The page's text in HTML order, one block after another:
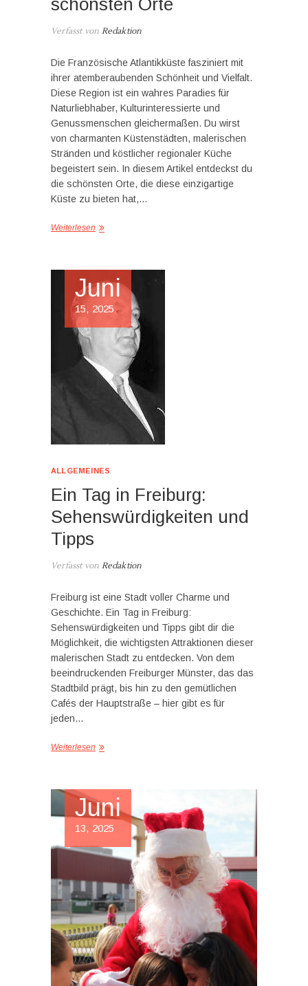
Verfasst von Redaktion
Die Französische Atlantikküste fasziniert mit
ihrer atemberaubenden Schönheit und Vielfalt.
Diese Region ist ein wahres Paradies für
Naturliebhaber, Kulturinteressierte und
Genussmenschen gleichermaßen. Du wirst
von charmanten Küstenstädten, malerischen
Stränden und köstlicher regionaler Küche
begeistert sein. In diesem Artikel entdeckst du
die schönsten Orte, die diese einzigartige
Küste zu bieten hat,…
Weiterlesen
Juni
15, 2025
ALLGEMEINES
Ein Tag in Freiburg:
Sehenswürdigkeiten und
Tipps
Verfasst von Redaktion
Freiburg ist eine Stadt voller Charme und
Geschichte. Ein Tag in Freiburg:
Sehenswürdigkeiten und Tipps gibt dir die
Möglichkeit, die wichtigsten Attraktionen dieser
malerischen Stadt zu entdecken. Von dem
beeindruckenden Freiburger Münster, das das
Stadtbild prägt, bis hin zu den gemütlichen
Cafés der Hauptstraße – hier gibt es für
jeden…
Weiterlesen
Juni
13, 2025